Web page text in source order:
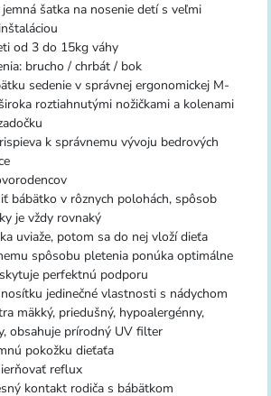
šatka na nosenie detí s veľmi
od 3 do 15kg váhy
brucho / chrbát / bok
sedenie v správnej ergonomickej M-
roztiahnutými nožičkami a kolenami
k správnemu vývoju bedrových
bábätko v rôznych polohách, spôsob
je vždy rovnaký
uviaže, potom sa do nej vloží dieťa
spôsobu pletenia ponúka optimálne
perfektnú podporu
jedinečné vlastnosti s nádychom
mäkký, priedušný, hypoalergénny,
obsahuje prírodný UV filter
pokožku dieťaťa
reflux
kontakt rodiča s bábätkom